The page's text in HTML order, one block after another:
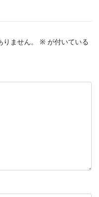
ません。 ※ が付いている